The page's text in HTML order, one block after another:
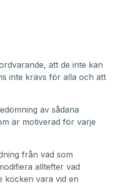
att de inte kan
inte krävs för alla och att
av sådana
är motiverad för varje
från vad som
alltefter vad
kocken vara vid en